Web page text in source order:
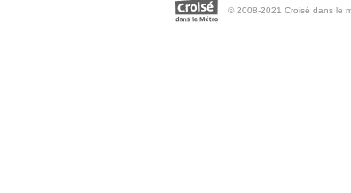
© 2008-2021 Croisé dans le